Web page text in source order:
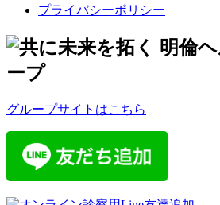
プライバシーポリシー
グループサイトはこちら